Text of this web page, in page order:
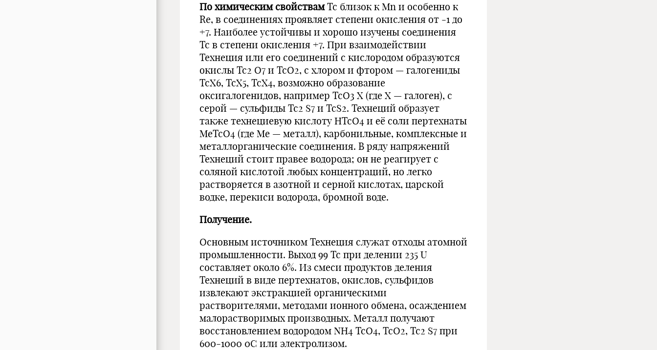
По химическим свойствамTc близок к Mn и особенно к
Re, в соединениях проявляет степени окисления от -1 до
+7. Наиболее устойчивы и хорошо изучены соединения
Tc в степени окисления +7. При взаимодействии
Технеция или его соединений с кислородом образуются
окислы Tc2 O7 и TcO2, с хлором и фтором — галогениды
ТсХ6, ТсХ5, ТсХ4, возможно образование
оксигалогенидов, например ТсО3 Х (где Х — галоген), с
серой — сульфиды Tc2 S7 и TcS2. Технеций образует
также технециевую кислоту HTcO4 и её соли пертехнаты
MеTcO4 (где Ме — металл), карбонильные, комплексные и
металлорганические соединения. В ряду напряжений
Технеций стоит правее водорода; он не реагирует с
соляной кислотой любых концентраций, но легко
растворяется в азотной и серной кислотах, царской
водке, перекиси водорода, бромной воде.
Получение.
Основным источником Технеция служат отходы атомной
промышленности. Выход 99 Tc при делении 235 U
составляет около 6%. Из смеси продуктов деления
Технеций в виде пертехнатов, окислов, сульфидов
извлекают экстракцией органическими
растворителями, методами ионного обмена, осаждением
малорастворимых производных. Металл получают
восстановлением водородом NH4 TcO4, TcO2, Tc2 S7 при
600-1000 0С или электролизом.